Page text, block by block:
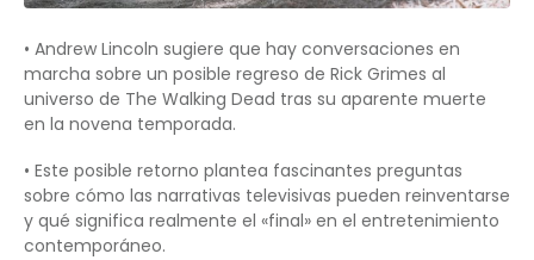
• Andrew Lincoln sugiere que hay conversaciones en
marcha sobre un posible regreso de Rick Grimes al
universo de The Walking Dead tras su aparente muerte
en la novena temporada.
• Este posible retorno plantea fascinantes preguntas
sobre cómo las narrativas televisivas pueden reinventarse
y qué significa realmente el «final» en el entretenimiento
contemporáneo.